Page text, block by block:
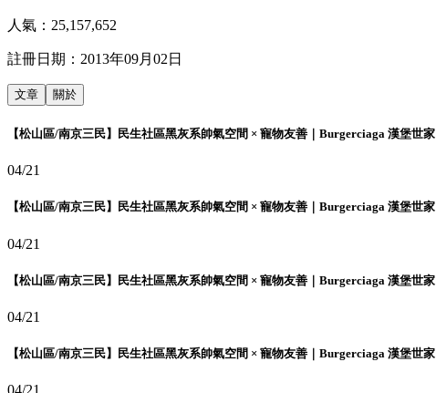
人氣： 25,157,652
註冊日期： 2013年09月02日
文章 關於
【松山區/南京三民】民生社區黑灰系帥氣空間 × 寵物友善｜Burgerciaga 漢堡世家
04/21
【松山區/南京三民】民生社區黑灰系帥氣空間 × 寵物友善｜Burgerciaga 漢堡世家
04/21
【松山區/南京三民】民生社區黑灰系帥氣空間 × 寵物友善｜Burgerciaga 漢堡世家
04/21
【松山區/南京三民】民生社區黑灰系帥氣空間 × 寵物友善｜Burgerciaga 漢堡世家